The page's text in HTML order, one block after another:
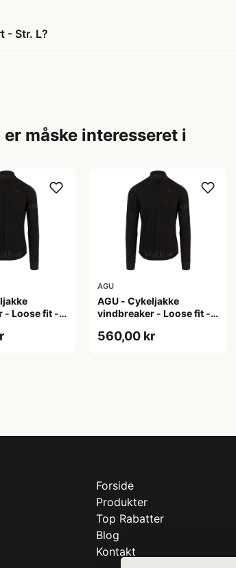
- Str. L?
er måske interesseret i
- Loose fit -
AGU
AGU - Cykeljakke
vindbreaker - Loose fit -
560,00 kr
Forside
Produkter
Top Rabatter
Blog
Kontakt